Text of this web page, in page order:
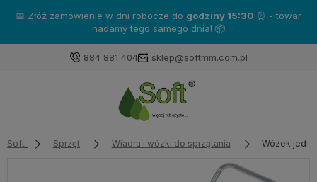
📅 Złóż zamówienie w dni robocze do godziny 15:30 ⏰ - towar
nadamy tego samego dnia! 📦
884 881 404 sklep@softmm.com.pl
Soft Sprzęt Wiadra i wózki do sprzątania Wózek